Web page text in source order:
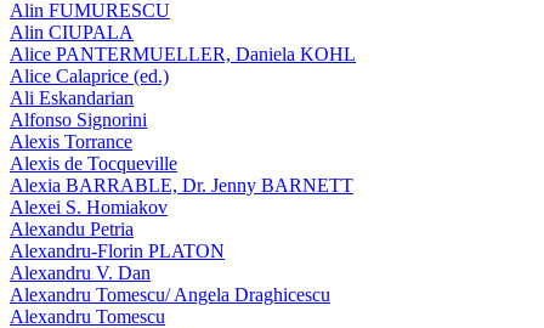
Alin FUMURESCU
Alin CIUPALA
Alice PANTERMUELLER, Daniela KOHL
Alice Calaprice (ed.)
Ali Eskandarian
Alfonso Signorini
Alexis Torrance
Alexis de Tocqueville
Alexia BARRABLE, Dr. Jenny BARNETT
Alexei S. Homiakov
Alexandu Petria
Alexandru-Florin PLATON
Alexandru V. Dan
Alexandru Tomescu/ Angela Draghicescu
Alexandru Tomescu